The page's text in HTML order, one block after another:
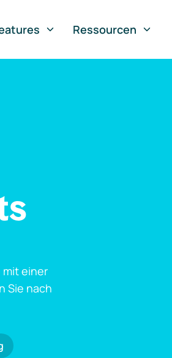
Ressourcen
mit einer
Sie nach